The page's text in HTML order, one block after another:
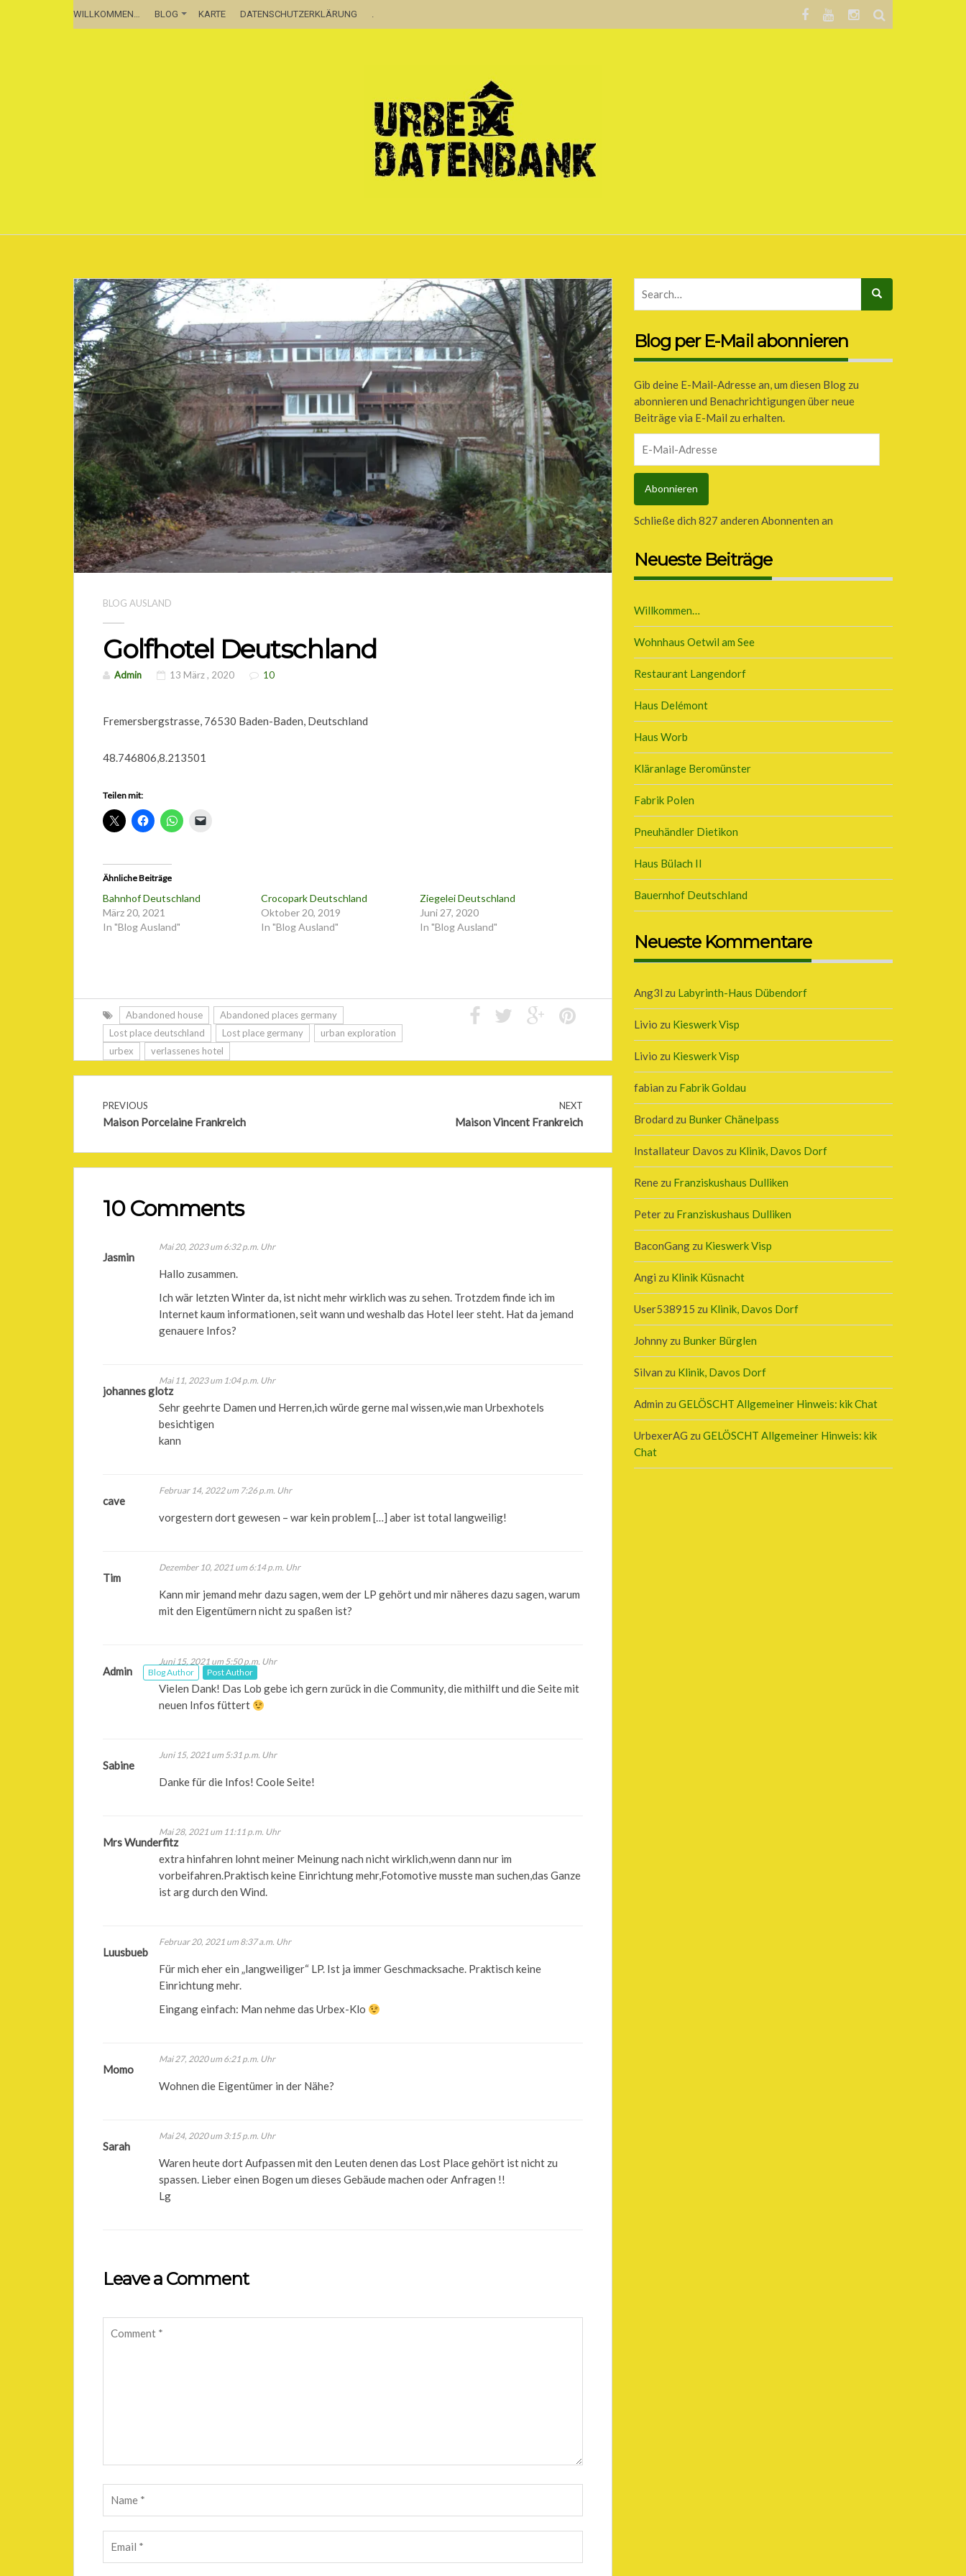
WILLKOMMEN… BLOG KARTE DATENSCHUTZERKLÄRUNG .
BLOG AUSLAND
Golfhotel Deutschland
Admin 13 März , 2020 10
Fremersbergstrasse, 76530 Baden-Baden, Deutschland
48.746806,8.213501
Teilen mit:
Ähnliche Beiträge
Bahnhof Deutschland
März 20, 2021
In "Blog Ausland"
Crocopark Deutschland
Oktober 20, 2019
In "Blog Ausland"
Ziegelei Deutschland
Juni 27, 2020
In "Blog Ausland"
Abandoned house
Abandoned places germany
Lost place deutschland
Lost place germany
urban exploration
urbex
verlassenes hotel
PREVIOUS
Maison Porcelaine Frankreich
NEXT
Maison Vincent Frankreich
10 Comments
Jasmin
Mai 20, 2023 um 6:32 p.m. Uhr
Hallo zusammen.
Ich wär letzten Winter da, ist nicht mehr wirklich was zu sehen. Trotzdem finde ich im
Internet kaum informationen, seit wann und weshalb das Hotel leer steht. Hat da jemand
genauere Infos?
johannes glotz
Mai 11, 2023 um 1:04 p.m. Uhr
Sehr geehrte Damen und Herren,ich würde gerne mal wissen,wie man Urbexhotels
besichtigen
kann
cave
Februar 14, 2022 um 7:26 p.m. Uhr
vorgestern dort gewesen – war kein problem […] aber ist total langweilig!
Tim
Dezember 10, 2021 um 6:14 p.m. Uhr
Kann mir jemand mehr dazu sagen, wem der LP gehört und mir näheres dazu sagen, warum
mit den Eigentümern nicht zu spaßen ist?
Blog Author Post Author
Admin
Juni 15, 2021 um 5:50 p.m. Uhr
Vielen Dank! Das Lob gebe ich gern zurück in die Community, die mithilft und die Seite mit
neuen Infos füttert
Sabine
Juni 15, 2021 um 5:31 p.m. Uhr
Danke für die Infos! Coole Seite!
Mrs Wunderfitz
Mai 28, 2021 um 11:11 p.m. Uhr
extra hinfahren lohnt meiner Meinung nach nicht wirklich,wenn dann nur im
vorbeifahren.Praktisch keine Einrichtung mehr,Fotomotive musste man suchen,das Ganze
ist arg durch den Wind.
Luusbueb
Februar 20, 2021 um 8:37 a.m. Uhr
Für mich eher ein „langweiliger“ LP. Ist ja immer Geschmacksache. Praktisch keine
Einrichtung mehr.
Eingang einfach: Man nehme das Urbex-Klo
Momo
Mai 27, 2020 um 6:21 p.m. Uhr
Wohnen die Eigentümer in der Nähe?
Sarah
Mai 24, 2020 um 3:15 p.m. Uhr
Waren heute dort Aufpassen mit den Leuten denen das Lost Place gehört ist nicht zu
spassen. Lieber einen Bogen um dieses Gebäude machen oder Anfragen !!
Lg
Leave a Comment
Blog per E-Mail abonnieren
Gib deine E-Mail-Adresse an, um diesen Blog zu
abonnieren und Benachrichtigungen über neue
Beiträge via E-Mail zu erhalten.
Mail-
Adresse
Abonnieren
Schließe dich 827 anderen Abonnenten an
Neueste Beiträge
Willkommen…
Wohnhaus Oetwil am See
Restaurant Langendorf
Haus Delémont
Haus Worb
Kläranlage Beromünster
Fabrik Polen
Pneuhändler Dietikon
Haus Bülach II
Bauernhof Deutschland
Neueste Kommentare
Ang3l zu Labyrinth-Haus Dübendorf
Livio zu Kieswerk Visp
Livio zu Kieswerk Visp
fabian zu Fabrik Goldau
Brodard zu Bunker Chänelpass
Installateur Davos zu Klinik, Davos Dorf
Rene zu Franziskushaus Dulliken
Peter zu Franziskushaus Dulliken
BaconGang zu Kieswerk Visp
Angi zu Klinik Küsnacht
User538915 zu Klinik, Davos Dorf
Johnny zu Bunker Bürglen
Silvan zu Klinik, Davos Dorf
Admin zu GELÖSCHT Allgemeiner Hinweis: kik Chat
UrbexerAG zu GELÖSCHT Allgemeiner Hinweis: kik
Chat